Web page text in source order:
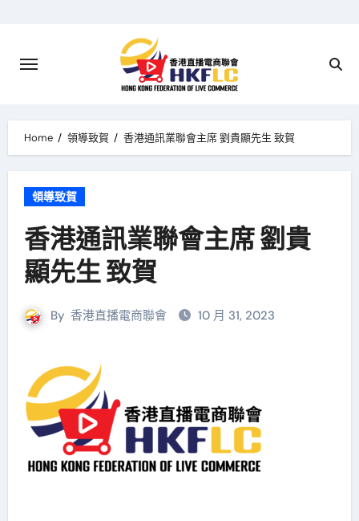
content
Home 領導致賀 香港通訊業聯會主席 劉貴顯先生 致賀
領導致賀
香港通訊業聯會主席 劉貴
顯先生 致賀
By 香港直播電商聯會 10 月 31, 2023